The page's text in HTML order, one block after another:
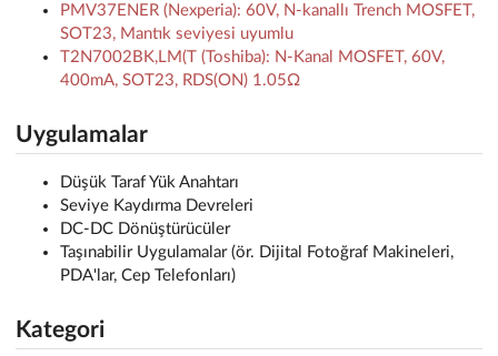
PMV37ENER (Nexperia): 60V, N-kanallı Trench MOSFET,
SOT23, Mantık seviyesi uyumlu
T2N7002BK,LM(T (Toshiba): N-Kanal MOSFET, 60V,
400mA, SOT23, RDS(ON) 1.05Ω
Uygulamalar
Düşük Taraf Yük Anahtarı
Seviye Kaydırma Devreleri
DC-DC Dönüştürücüler
Taşınabilir Uygulamalar (ör. Dijital Fotoğraf Makineleri,
PDA'lar, Cep Telefonları)
Kategori